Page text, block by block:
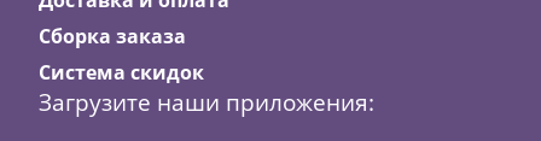
Сборка заказа
Система скидок
Загрузите наши приложения: